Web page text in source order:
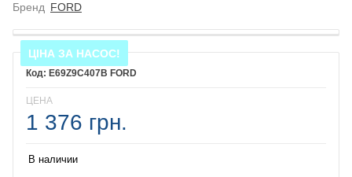
Бренд FORD
ЦІНА ЗА НАСОС!
E69Z9C407B FORD
ЦЕНА
1 376 грн.
В наличии